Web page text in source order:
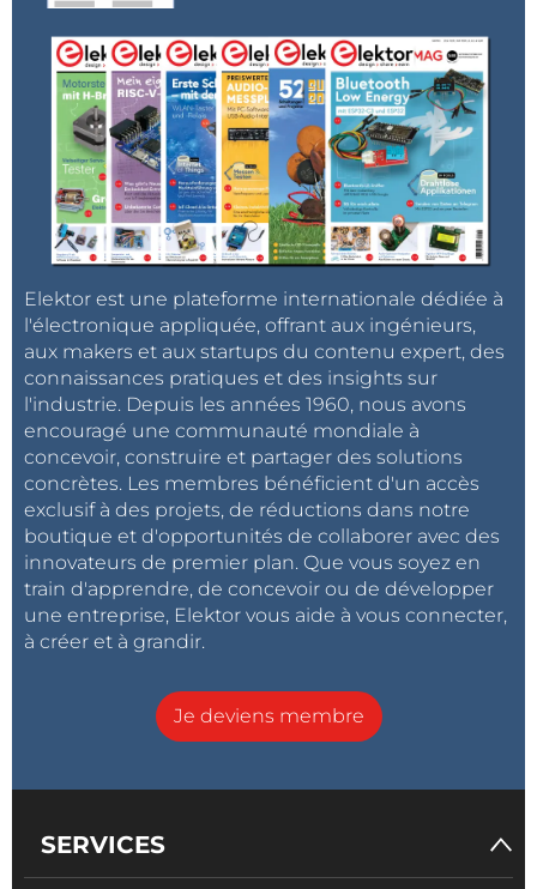
Elektor est une plateforme internationale dédiée à
l'électronique appliquée, offrant aux ingénieurs,
aux makers et aux startups du contenu expert, des
connaissances pratiques et des insights sur
l'industrie. Depuis les années 1960, nous avons
encouragé une communauté mondiale à
concevoir, construire et partager des solutions
concrètes. Les membres bénéficient d'un accès
exclusif à des projets, de réductions dans notre
boutique et d'opportunités de collaborer avec des
innovateurs de premier plan. Que vous soyez en
train d'apprendre, de concevoir ou de développer
une entreprise, Elektor vous aide à vous connecter,
à créer et à grandir.
Je deviens membre
SERVICES